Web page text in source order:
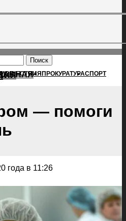
ПРОКУРАТУРАСПОРТ
— помоги
года в 11:26